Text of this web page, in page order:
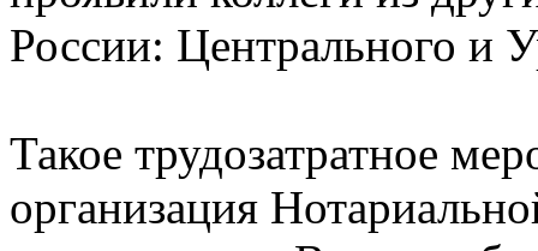
России: Центрального и
Такое трудозатратное
организация